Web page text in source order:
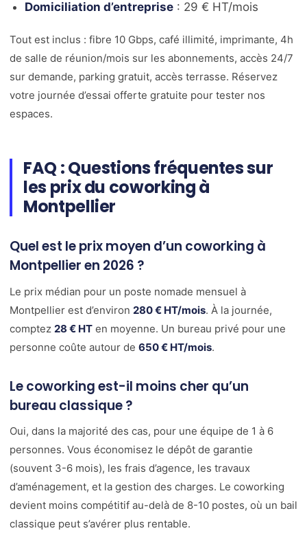
Domiciliation d’entreprise : 29 € HT/mois
Tout est inclus : fibre 10 Gbps, café illimité, imprimante, 4h
de salle de réunion/mois sur les abonnements, accès 24/7
sur demande, parking gratuit, accès terrasse. Réservez
votre journée d’essai offerte gratuite pour tester nos
espaces.
FAQ : Questions fréquentes sur
les prix du coworking à
Montpellier
Quel est le prix moyen d’un coworking à
Montpellier en 2026 ?
Le prix médian pour un poste nomade mensuel à
Montpellier est d’environ 280 € HT/mois. À la journée,
comptez 28 € HT en moyenne. Un bureau privé pour une
personne coûte autour de 650 € HT/mois.
Le coworking est-il moins cher qu’un
bureau classique ?
Oui, dans la majorité des cas, pour une équipe de 1 à 6
personnes. Vous économisez le dépôt de garantie
(souvent 3-6 mois), les frais d’agence, les travaux
d’aménagement, et la gestion des charges. Le coworking
devient moins compétitif au-delà de 8-10 postes, où un bail
classique peut s’avérer plus rentable.